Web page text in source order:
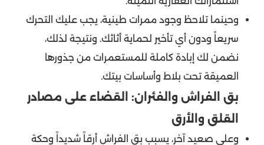
وحينما تلاحظ وجود ممرات طينية، يجب عليك التحرك
سريعاً ودون أي تأخير لحماية أثاثك. ونتيجة لذلك،
نضمن لك إبادة كاملة للمستعمرات من جذورها
العميقة تحت بلاط وأساسات بيتك.
بق الفراش والفئران: القضاء على مصادر
القلق والأرق
وعلى صعيد آخر، يسبب بق الفراش أرقاً شديداً وحكة